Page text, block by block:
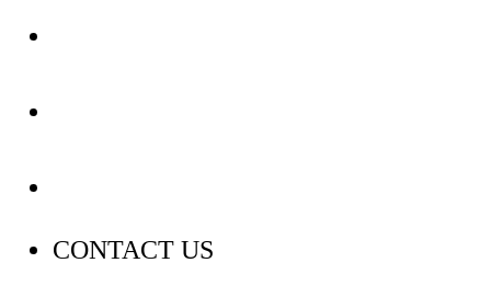
CONTACT US